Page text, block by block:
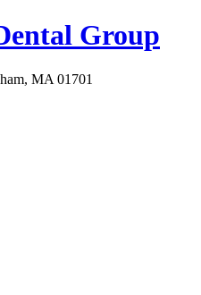
MA 01701